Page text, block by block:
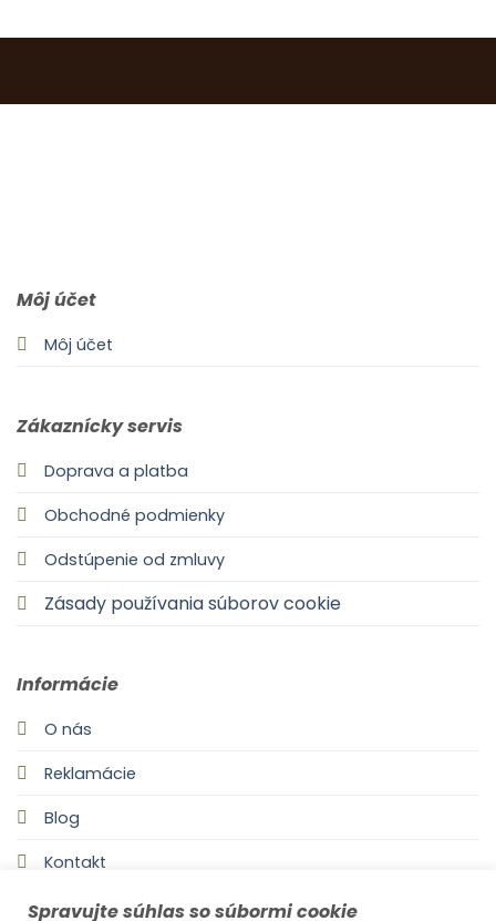
Môj účet
Môj účet
Zákaznícky servis
Doprava a platba
Obchodné podmienky
Odstúpenie od zmluvy
Zásady používania súborov cookie
Informácie
O nás
Reklamácie
Blog
Kontakt
Spravujte súhlas so súbormi cookie